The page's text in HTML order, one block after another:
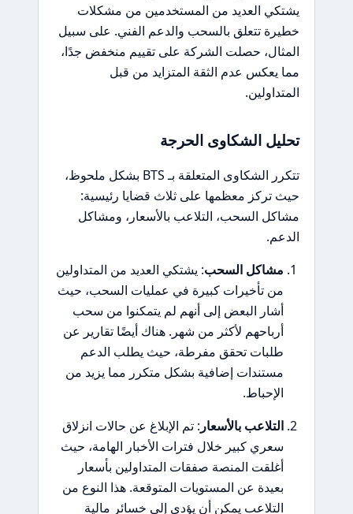
يشتكي العديد من المستخدمين من مشكلات
خطيرة تتعلق بالسحب والدعم الفني. على سبيل
المثال، حصلت الشركة على تقييم منخفض جدًا،
مما يعكس عدم الثقة المتزايد من قبل
المتداولين.
تحليل الشكاوى الحرجة
تتكرر الشكاوى المتعلقة بـ BTS بشكل ملحوظ،
حيث تركز معظمها على ثلاث قضايا رئيسية:
مشاكل السحب، التلاعب بالأسعار، ومشاكل
الدعم.
مشاكل السحب: يشتكي العديد من المتداولين
من تأخيرات كبيرة في عمليات السحب، حيث
أشار البعض إلى أنهم لم يتمكنوا من سحب
أرباحهم لأكثر من شهر. هناك أيضًا تقارير عن
طلبات تحقق مفرطة، حيث يطلب الدعم
مستندات إضافية بشكل متكرر مما يزيد من
الإحباط.
التلاعب بالأسعار: تم الإبلاغ عن حالات انزلاق
سعري كبير خلال فترات الأخبار الهامة، حيث
أغلقت المنصة صفقات المتداولين بأسعار
بعيدة عن المستويات المتوقعة. هذا النوع من
التلاعب يمكن أن يؤدي إلى خسائر مالية